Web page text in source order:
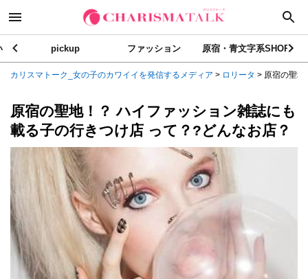
pickup ファッション 原宿・青文字系SHOP
カリスマトーク_女の子のカワイイを発信するメディア > ロリータ > 原宿の聖地
原宿の聖地！？ ハイファッション雑誌にも
載る子の行きつけ店 って？?どんなお店？